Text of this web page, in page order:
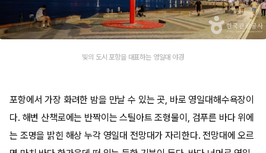
빛의 도시 포항을 대표하는 영일대 야경
포항에서 가장 화려한 밤을 만날 수 있는 곳, 바로 영일대해수욕장이
다. 해변 산책로에는 반짝이는 스틸아트 조형물이, 검푸른 바다 위에
는 조명을 밝힌 해상 누각 영일대 전망대가 자리한다. 전망대에 오르